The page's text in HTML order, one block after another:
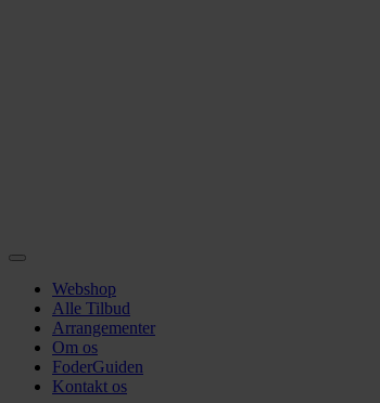
Webshop
Alle Tilbud
Arrangementer
Om os
FoderGuiden
Kontakt os